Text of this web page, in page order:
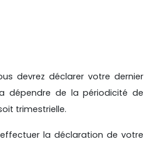
devrez déclarer votre dernier
dépendre de la périodicité de
trimestrielle.
la déclaration de votre